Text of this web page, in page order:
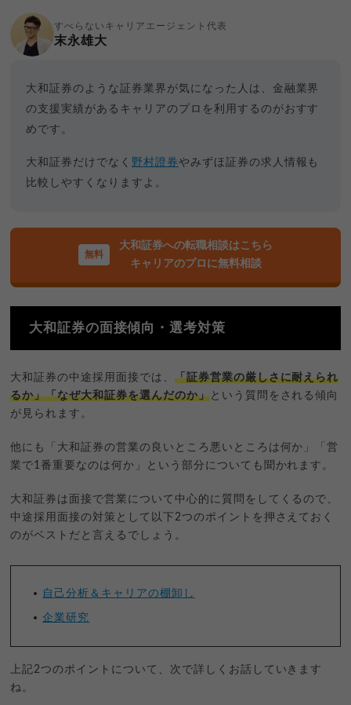
すべらないキャリアエージェント代表
末永雄大
大和証券のような証券業界が気になった人は、金融業界
の支援実績があるキャリアのプロを利用するのがおすす
めです。
大和証券だけでなく 野村證券やみずほ証券の求人情報も
比較しやすくなりますよ。
大和証券への転職相談はこちら
キャリアのプロに無料相談
大和証券の面接傾向・選考対策
大和証券の中途採用面接では、 「証券営業の厳しさに耐えられ
るか」「なぜ大和証券を選んだのか」という質問をされる傾向
が見られます。
他にも「大和証券の営業の良いところ悪いところは何か」「営
業で1番重要なのは何か」という部分についても聞かれます。
大和証券は面接で営業について中心的に質問をしてくるので、
中途採用面接の対策として以下2つのポイントを押さえておく
のがベストだと言えるでしょう。
自己分析＆キャリアの棚卸し
企業研究
上記2つのポイントについて、次で詳しくお話していきます
ね。